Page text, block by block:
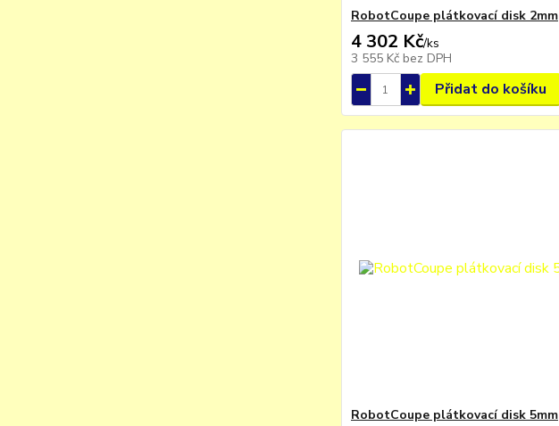
RobotCoupe plátkovací disk 2mm
4 302 Kč/ks
3 555 Kč bez DPH
Přidat do košíku
RobotCoupe plátkovací disk 5mm